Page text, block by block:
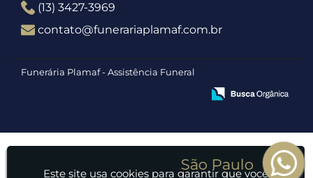
(13) 3427-3969
contato@funerariaplamaf.com.br
Funerária Plamaf - Assistência Funeral
Este site usa cookies para garantir que você